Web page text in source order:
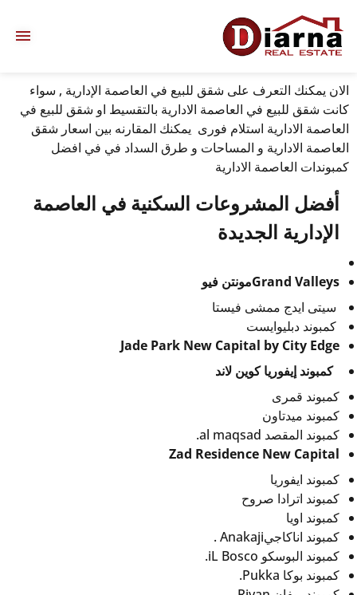
الان يمكنك التعرف على شقق للبيع في العاصمة الإدارية , سواء
كانت شقق للبيع في العاصمة الادارية بالتقسيط او شقق للبيع في
العاصمة الادارية استلام فورى يمكنك المقارنه بين اسعار شقق
العاصمة الادارية و المساحات و طرق السداد في في افضل
كمبوندات العاصمة الادارية
أفضل المشروعات السكنية في العاصمة
الإدارية الجديدة
Grand Valleysمونتن فيو
سيتى ايدج ممشى فيستا
كمبوند دبليوايست
Jade Park New Capital by City Edge
كمبوند إيفوريا كوين لاند
كمبوند قمرى
كمبوند ميدتاون
كمبوند المقصد al maqsad.
Zad Residence New Capital
كمبوند ايفوريا
كمبوند اترادا صروح
كمبوند اويا
كمبوند اناكاجيAnakaji .
كمبوند البوسكو iL Bosco.
كمبوند بوكا Pukka.